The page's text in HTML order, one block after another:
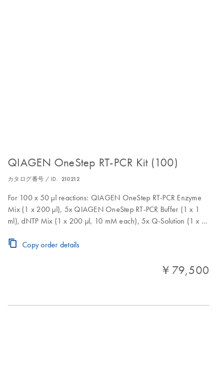
QIAGEN OneStep RT-PCR Kit (100)
カタログ番号 / ID. 210212
For 100 x 50 µl reactions: QIAGEN OneStep RT-PCR Enzyme
Mix (1 x 200 µl), 5x QIAGEN OneStep RT-PCR Buffer (1 x 1
ml), dNTP Mix (1 x 200 µl, 10 mM each), 5x Q-Solution (1 x 2
Copy order details
￥79,500